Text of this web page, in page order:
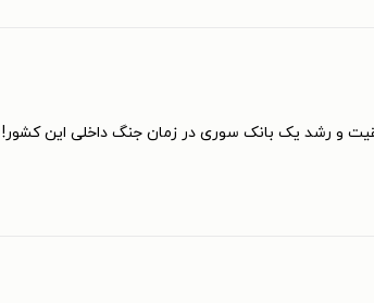
و رشد یک بانک سوری در زمان جنگ داخلی این